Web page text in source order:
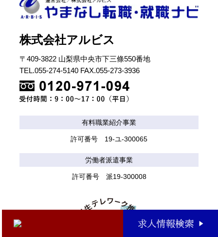
株式会社アルビス
〒409-3822 山梨県中央市下三條550番地
TEL.055-274-5140 FAX.055-273-3936
有料職業紹介事業
許可番号 19-ユ-300065
労働者派遣事業
許可番号 派19-300008